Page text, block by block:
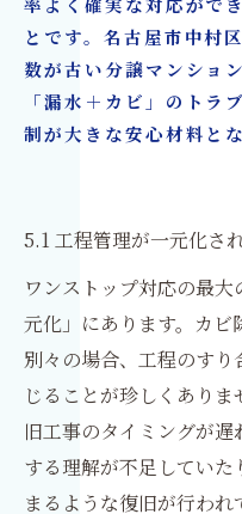
率よく確実な対応がで
とです。名古屋市中村
数が古い分譲マンショ
「漏水＋カビ」のトラ
制が大きな安心材料と
5.1 工程管理が一元化さ
ワンストップ対応の最
元化」にあります。カビ
別々の場合、工程のす
じることが珍しくあり
旧工事のタイミングが
する理解が不足してい
まるような復旧が行われ